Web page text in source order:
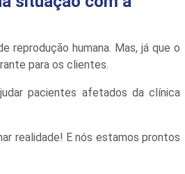
reprodução humana. Mas, já que o
para os clientes.
pacientes afetados da clínica
realidade! E nós estamos prontos